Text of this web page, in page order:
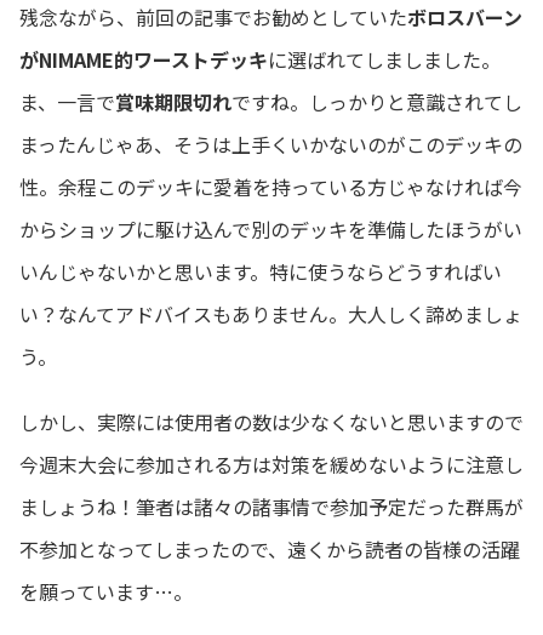
残念ながら、前回の記事でお勧めとしていたボロスバーン
がNIMAME的ワーストデッキに選ばれてしましました。
ま、一言で賞味期限切れですね。しっかりと意識されてし
まったんじゃあ、そうは上手くいかないのがこのデッキの
性。余程このデッキに愛着を持っている方じゃなければ今
からショップに駆け込んで別のデッキを準備したほうがい
いんじゃないかと思います。特に使うならどうすればい
い？なんてアドバイスもありません。大人しく諦めましょ
う。
しかし、実際には使用者の数は少なくないと思いますので
今週末大会に参加される方は対策を緩めないように注意し
ましょうね！筆者は諸々の諸事情で参加予定だった群馬が
不参加となってしまったので、遠くから読者の皆様の活躍
を願っています…。